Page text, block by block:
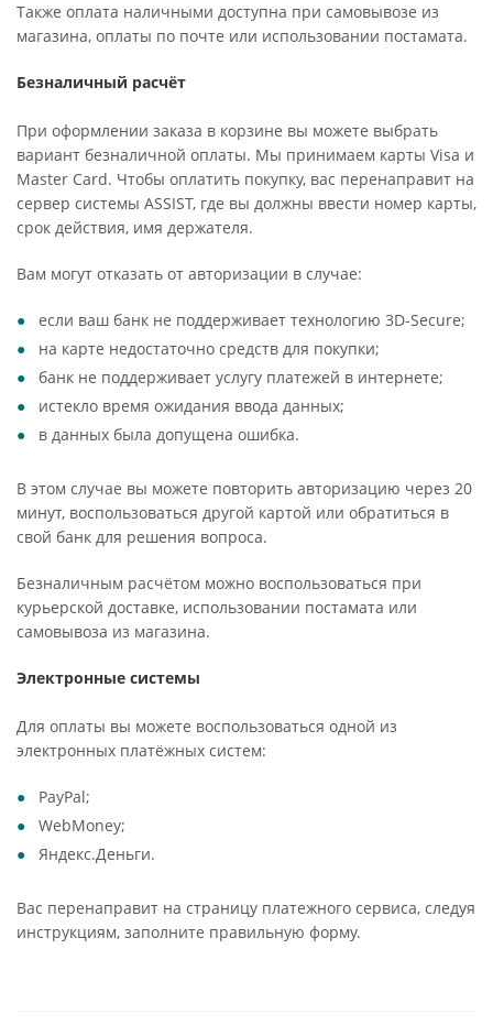
Также оплата наличными доступна при самовывозе из
магазина, оплаты по почте или использовании постамата.
Безналичный расчёт
При оформлении заказа в корзине вы можете выбрать
вариант безналичной оплаты. Мы принимаем карты Visa и
Master Card. Чтобы оплатить покупку, вас перенаправит на
сервер системы ASSIST, где вы должны ввести номер карты,
срок действия, имя держателя.
Вам могут отказать от авторизации в случае:
если ваш банк не поддерживает технологию 3D-Secure;
на карте недостаточно средств для покупки;
банк не поддерживает услугу платежей в интернете;
истекло время ожидания ввода данных;
в данных была допущена ошибка.
В этом случае вы можете повторить авторизацию через 20
минут, воспользоваться другой картой или обратиться в
свой банк для решения вопроса.
Безналичным расчётом можно воспользоваться при
курьерской доставке, использовании постамата или
самовывоза из магазина.
Электронные системы
Для оплаты вы можете воспользоваться одной из
электронных платёжных систем:
PayPal;
WebMoney;
Яндекс.Деньги.
Вас перенаправит на страницу платежного сервиса, следуя
инструкциям, заполните правильную форму.